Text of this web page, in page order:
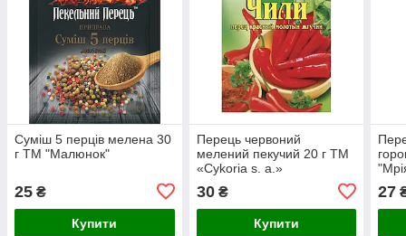
Суміш 5 перців мелена 30
г ТМ "Малюнок"
25 ₴
Купити
Перець червоний
мелений пекучий 20 г ТМ
«Cykoria s. a.»
30₴
Купити
27